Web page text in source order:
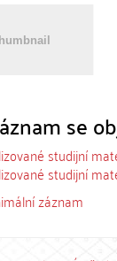
se
studijní
studijní
záznam